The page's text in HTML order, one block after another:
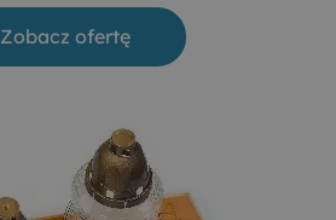
Zobacz ofertę